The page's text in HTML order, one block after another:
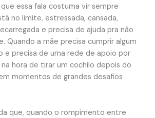
essa fala costuma vir sempre
no limite, estressada, cansada,
e precisa de ajuda pra não
Quando a mãe precisa cumprir algum
e precisa de uma rede de apoio por
na hora de tirar um cochilo depois do
momentos de grandes desafios
que, quando o rompimento entre